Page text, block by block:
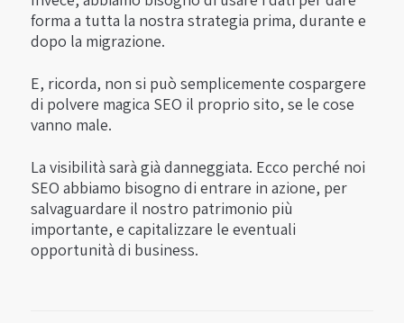
forma a tutta la nostra strategia prima, durante e
dopo la migrazione.
E, ricorda, non si può semplicemente cospargere
di polvere magica SEO il proprio sito, se le cose
vanno male.
La visibilità sarà già danneggiata. Ecco perché noi
SEO abbiamo bisogno di entrare in azione, per
salvaguardare il nostro patrimonio più
importante, e capitalizzare le eventuali
opportunità di business.